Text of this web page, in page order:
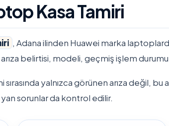
Kasa Tamiri
, Adana ilinden Huawei marka
arıza belirtisi, modeli, geçmiş işlem
yalnızca görünen arıza değil, bu
sorunlar da kontrol edilir.